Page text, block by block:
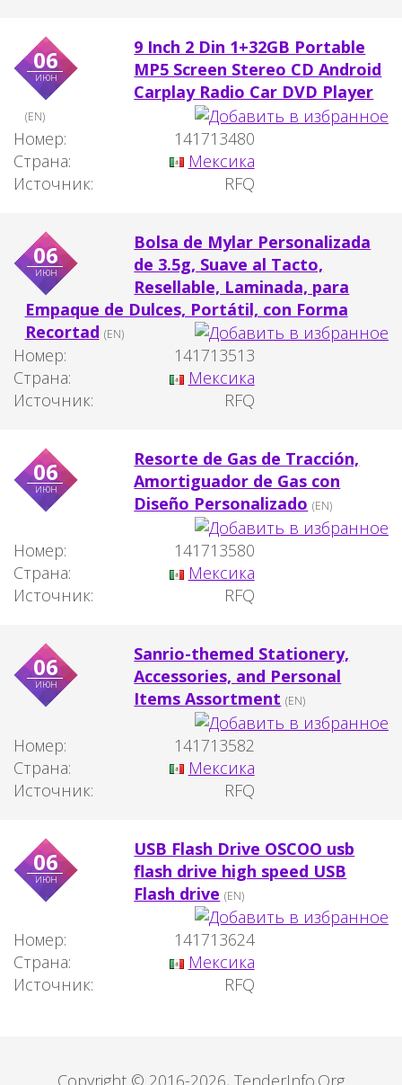
06
июн
9 Inch 2 Din 1+32GB Portable
MP5 Screen Stereo CD Android
Carplay Radio Car DVD Player
(EN)
Номер:
141713480
Страна:
Мексика
Источник:
RFQ
06
июн
Bolsa de Mylar Personalizada
de 3.5g, Suave al Tacto,
Resellable, Laminada, para
Empaque de Dulces, Portátil, con Forma
Recortad (EN)
Номер:
141713513
Страна:
Мексика
Источник:
RFQ
06
июн
Resorte de Gas de Tracción,
Amortiguador de Gas con
Diseño Personalizado (EN)
Номер:
141713580
Страна:
Мексика
Источник:
RFQ
06
июн
Sanrio-themed Stationery,
Accessories, and Personal
Items Assortment (EN)
Номер:
141713582
Страна:
Мексика
Источник:
RFQ
06
июн
USB Flash Drive OSCOO usb
flash drive high speed USB
Flash drive (EN)
Номер:
141713624
Страна:
Мексика
Источник:
RFQ